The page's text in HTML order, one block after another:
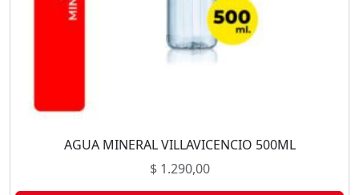
AGUA MINERAL VILLAVICENCIO 500ML
$1.290,00